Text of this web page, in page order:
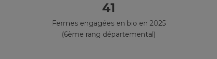
41
Fermes engagées en bio en 2025
(6ème rang départemental)